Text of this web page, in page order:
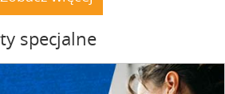
specjalne